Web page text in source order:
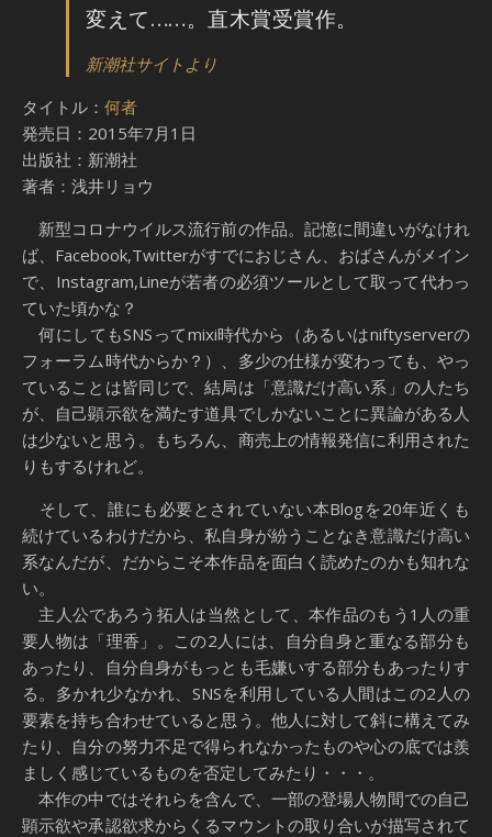
変えて……。直木賞受賞作。
新潮社サイトより
タイトル： 何者
発売日：2015年7月1日
出版社：新潮社
著者：浅井リョウ
新型コロナウイルス流行前の作品。記憶に間違いがなけれ
ば、Facebook,Twitterがすでにおじさん、おばさんがメイン
で、Instagram,Lineが若者の必須ツールとして取って代わっ
ていた頃かな？
何にしてもSNSってmixi時代から（あるいはniftyserverの
フォーラム時代からか？）、多少の仕様が変わっても、やっ
ていることは皆同じで、結局は「意識だけ高い系」の人たち
が、自己顕示欲を満たす道具でしかないことに異論がある人
は少ないと思う。もちろん、商売上の情報発信に利用された
りもするけれど。
そして、誰にも必要とされていない本Blogを20年近くも
続けているわけだから、私自身が紛うことなき意識だけ高い
系なんだが、だからこそ本作品を面白く読めたのかも知れな
い。
主人公であろう拓人は当然として、本作品のもう1人の重
要人物は「理香」。この2人には、自分自身と重なる部分も
あったり、自分自身がもっとも毛嫌いする部分もあったりす
る。多かれ少なかれ、SNSを利用している人間はこの2人の
要素を持ち合わせていると思う。他人に対して斜に構えてみ
たり、自分の努力不足で得られなかったものや心の底では羨
ましく感じているものを否定してみたり・・・。
本作の中ではそれらを含んで、一部の登場人物間での自己
顕示欲や承認欲求からくるマウントの取り合いが描写されて